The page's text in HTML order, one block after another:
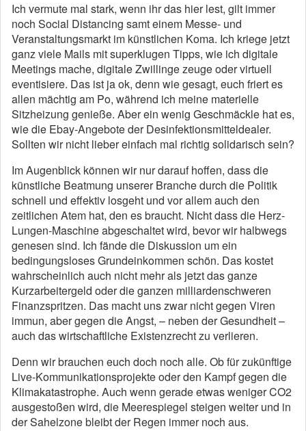
Ich vermute mal stark, wenn ihr das hier lest, gilt immer
noch Social Distancing samt einem Messe- und
Veranstaltungsmarkt im künstlichen Koma. Ich kriege jetzt
ganz viele Mails mit superklugen Tipps, wie ich digitale
Meetings mache, digitale Zwillinge zeuge oder virtuell
eventisiere. Das ist ja ok, denn wie gesagt, euch friert es
allen mächtig am Po, während ich meine materielle
Sitzheizung genieße. Aber ein wenig Geschmäckle hat es,
wie die Ebay-Angebote der Desinfektionsmitteldealer.
Sollten wir nicht lieber einfach mal richtig solidarisch sein?
Im Augenblick können wir nur darauf hoffen, dass die
künstliche Beatmung unserer Branche durch die Politik
schnell und effektiv losgeht und vor allem auch den
zeitlichen Atem hat, den es braucht. Nicht dass die Herz-
Lungen-Maschine abgeschaltet wird, bevor wir halbwegs
genesen sind. Ich fände die Diskussion um ein
bedingungsloses Grundeinkommen schön. Das kostet
wahrscheinlich auch nicht mehr als jetzt das ganze
Kurzarbeitergeld oder die ganzen milliardenschweren
Finanzspritzen. Das macht uns zwar nicht gegen Viren
immun, aber gegen die Angst, – neben der Gesundheit –
auch das wirtschaftliche Existenzrecht zu verlieren.
Denn wir brauchen euch doch noch alle. Ob für zukünftige
Live-Kommunikationsprojekte oder den Kampf gegen die
Klimakatastrophe. Auch wenn gerade etwas weniger CO2
ausgestoßen wird, die Meerespiegel steigen weiter und in
der Sahelzone bleibt der Regen immer noch aus.